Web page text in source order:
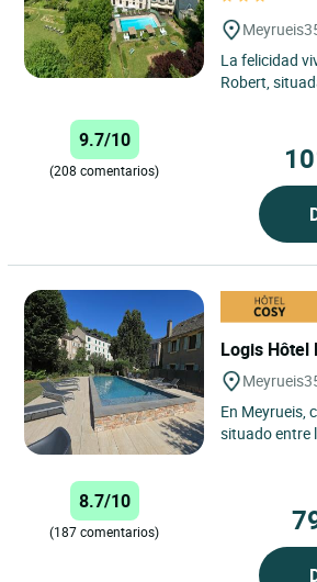
Meyrueis
La felicidad
Robert,
altitud en la
9.7/10
(208 comentarios)
Logis
Meyrueis
En Meyrueis,
situado entre
8.7/10
(187 comentarios)